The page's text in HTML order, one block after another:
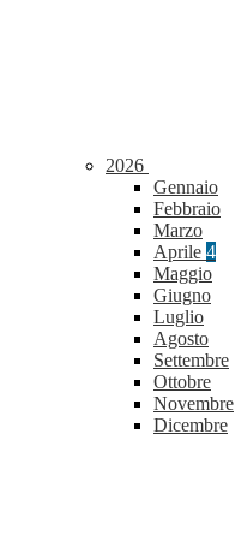
2026
Gennaio
Febbraio
Marzo
Aprile 4
Maggio
Giugno
Luglio
Agosto
Settembre
Ottobre
Novembre
Dicembre